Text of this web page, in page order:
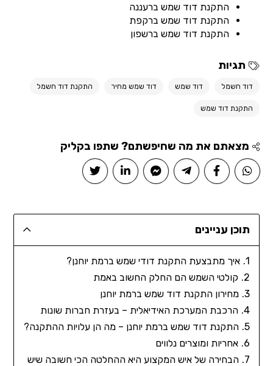
התקנת דוד שמש ברעננה
התקנת דוד שמש ברקפת
התקנת דוד שמש ברשפון
תגיות
דוד חשמל דוד שמש דוד שמש מחיר התקנת דוד חשמל
התקנת דוד שמש
מצאתם את מה שחיפשתם? שתפו בקליק
תוכן עניינים
איך מתבצעת התקנת דודי שמש ברמת יוחנן?
קולטי השמש הם החלק החשוב באמת
מחירון התקנת דוד שמש ברמת יוחנן
הרכבת המערכת האידיאלית – בעזרת חברות שונות
התקנת דוד שמש ברמת יוחנן – מה הן עלויות ההתקנה?
אחריות ומוצרים נלווים
הבחירה של איש המקצוע היא ההחלטה הכי חשובה שיש